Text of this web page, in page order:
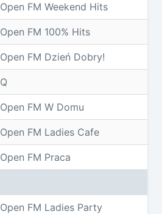
Open FM Weekend Hits
Open FM 100% Hits
Open FM Dzień Dobry!
Q
Open FM W Domu
Open FM Ladies Cafe
Open FM Praca
Open FM Ladies Party